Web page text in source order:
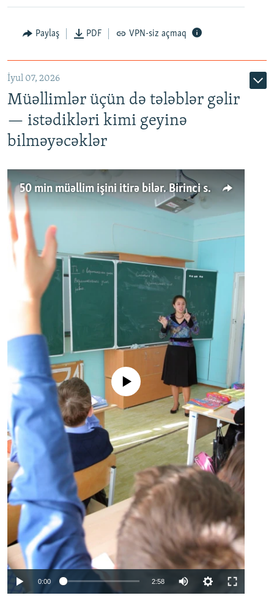
Paylaş PDF VPN-siz açmaq
İyul 07, 2026
Müəllimlər üçün də tələblər gəlir
— istədikləri kimi geyinə
bilməyəcəklər
50 min müəllim işini itirə bilər. Birinci sinfə gedənlər azalır
No media source currently available
0:00 2:58